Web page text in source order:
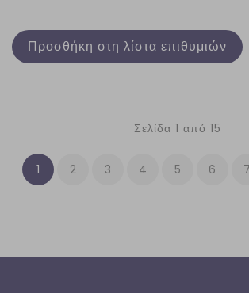
Προσθήκη στη λίστα επιθυμιών
Σελίδα 1 από 15
1 2 3 4 5 6 7